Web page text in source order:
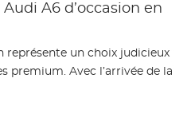
A6 d’occasion en
représente un choix judicieux
premium. Avec l’arrivée de la